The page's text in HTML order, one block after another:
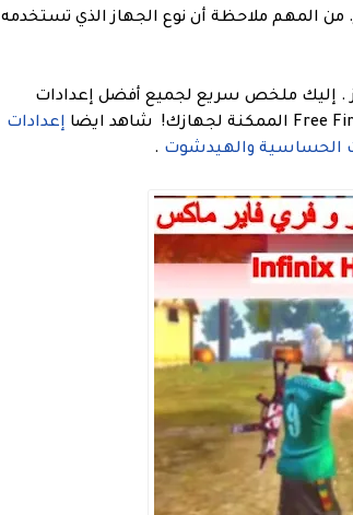
من المهم ملاحظة أن نوع الجهاز الذي تستخدمه
. إليك ملخص سريع لجميع أفضل إعدادات
شاهد ايضا إعدادات
.